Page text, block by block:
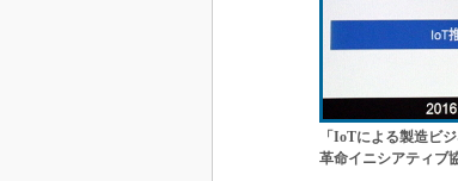
「IoTによる製造ビ
革命イニシアティブ